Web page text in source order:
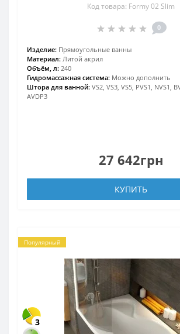
Код товара: Formy 02 Slim
0
Изделие: Прямоугольные ванны
Материал: Литой акрил
Объём, л: 240
Гидромассажная система: Можно дополнить
Штора для ванной: VS2, VS3, VS5, PVS1, NVS1,
AVDP3
27 642грн
КУПИТЬ
Популярный
3